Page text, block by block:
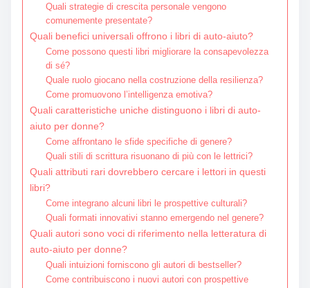
Quali strategie di crescita personale vengono
comunemente presentate?
Quali benefici universali offrono i libri di auto-aiuto?
Come possono questi libri migliorare la consapevolezza
di sé?
Quale ruolo giocano nella costruzione della resilienza?
Come promuovono l’intelligenza emotiva?
Quali caratteristiche uniche distinguono i libri di auto-
aiuto per donne?
Come affrontano le sfide specifiche di genere?
Quali stili di scrittura risuonano di più con le lettrici?
Quali attributi rari dovrebbero cercare i lettori in questi
libri?
Come integrano alcuni libri le prospettive culturali?
Quali formati innovativi stanno emergendo nel genere?
Quali autori sono voci di riferimento nella letteratura di
auto-aiuto per donne?
Quali intuizioni forniscono gli autori di bestseller?
Come contribuiscono i nuovi autori con prospettive